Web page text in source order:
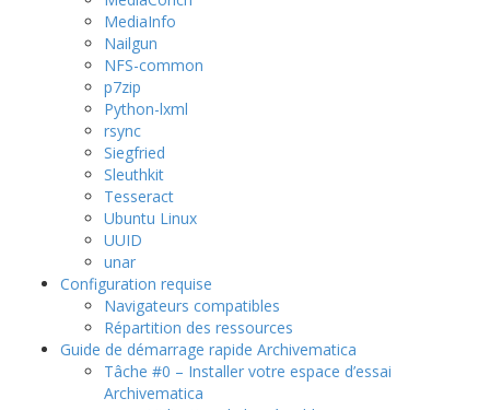
MediaInfo
Nailgun
NFS-common
p7zip
Python-lxml
rsync
Siegfried
Sleuthkit
Tesseract
Ubuntu Linux
UUID
unar
Configuration requise
Navigateurs compatibles
Répartition des ressources
Guide de démarrage rapide Archivematica
Tâche #0 – Installer votre espace d’essai
Archivematica